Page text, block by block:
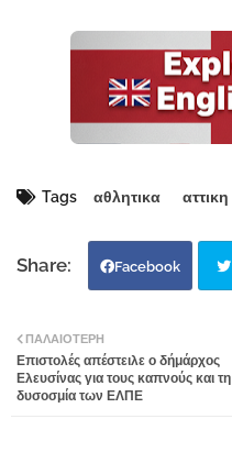
Tags αθλητικα αττικη
Facebook
tter
ΠΑΛΑΙΌΤΕΡΗ
Επιστολές απέστειλε ο δήμάρχος
Ελευσίνας για τους καπνούς και τη
δυσοσμία των ΕΛΠΕ